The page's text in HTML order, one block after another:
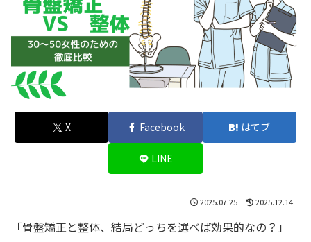
X Facebook はてブ
LINE
2025.07.25 2025.12.14
「骨盤矯正と整体、結局どっちを選べば効果的なの？」